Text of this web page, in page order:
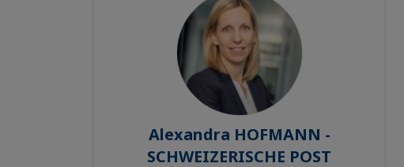
Alexandra HOFMANN -
SCHWEIZERISCHE POST